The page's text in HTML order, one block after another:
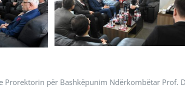
Prorektorin për Bashkëpunim Ndërkombëtar Prof.